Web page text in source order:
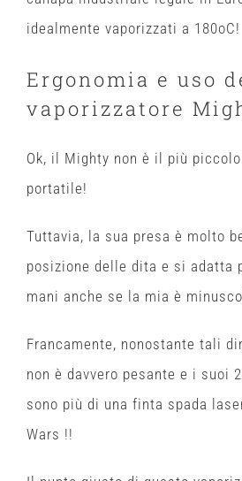
idealmente vaporizzati a 180oC!
Ergonomia e uso
vaporizzatore
Ok, il Mighty non è il più
portatile!
Tuttavia, la sua presa è molto
posizione delle dita e si adatta
mani anche se la mia è
Francamente, nonostante tali
non è davvero pesante e i suoi
sono più di una finta spada
Wars !!